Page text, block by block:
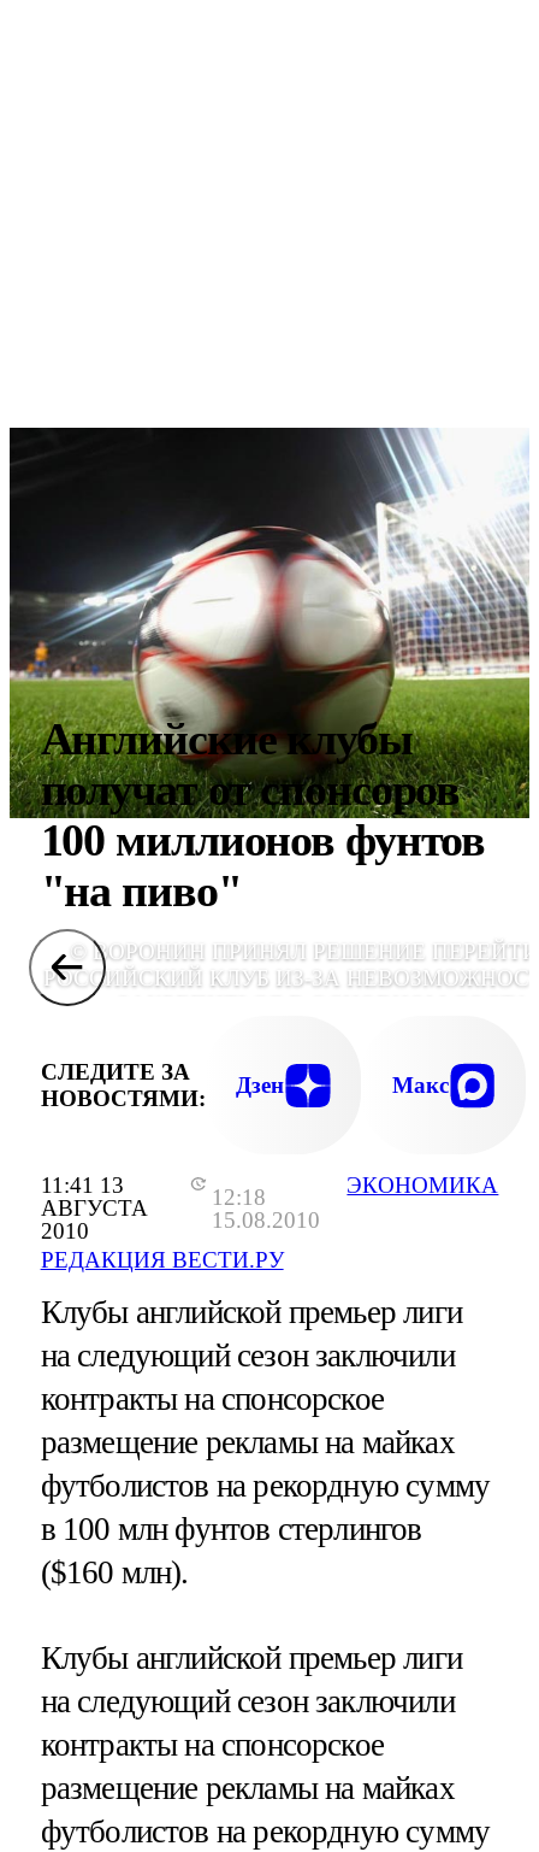
11:41 13
АВГУСТА
2010
12:18
15.08.2010
РЕДАКЦИЯ ВЕСТИ.РУ
ЭКОНОМИКА
Английские клубы
получат от спонсоров
100 миллионов фунтов
"на пиво"
© ВОРОНИН ПРИНЯЛ РЕШЕНИЕ
РОССИЙСКИЙ КЛУБ ИЗ-ЗА
СЛЕДИТЕ ЗА
НОВОСТЯМИ:
Дзен Макс
Клубы английской премьер лиги
на следующий сезон заключили
контракты на спонсорское
размещение рекламы на майках
футболистов на рекордную сумму
в 100 млн фунтов стерлингов
($160 млн).
Клубы английской премьер лиги
на следующий сезон заключили
контракты на спонсорское
размещение рекламы на майках
футболистов на рекордную сумму